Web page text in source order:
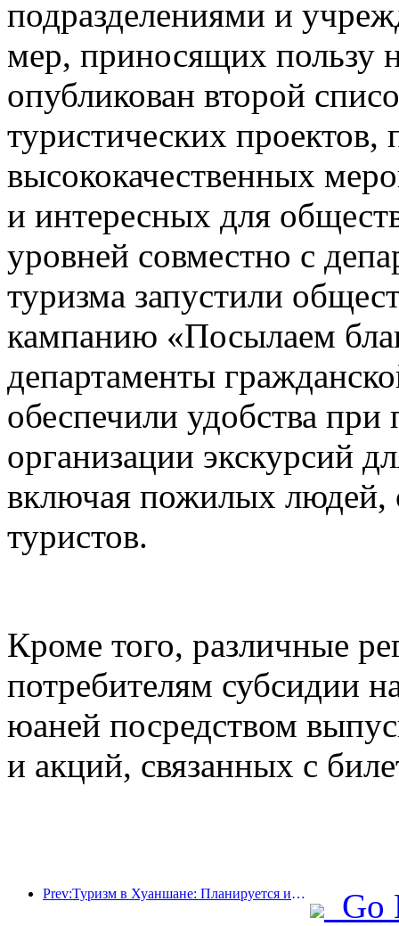
подразделениями и
мер, приносящих пользу
опубликован второй
туристических
высококачественных
и интересных для
уровней совместно с
туризма запустили
кампанию «Посылаем
департаменты
обеспечили удобства при
организации экскурсий
включая пожилых людей,
туристов.
Кроме того, различные
потребителям субсидии
юаней посредством
и акций, связанных с
Prev:Туризм в Хуаншане: Планируется инвестировать 530 миллионов юаней в реконструкцию отелей.
Go